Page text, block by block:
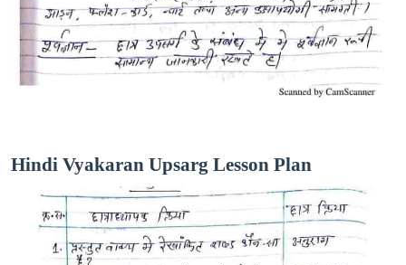
Hindi Vyakaran Upsarg Lesson Plan